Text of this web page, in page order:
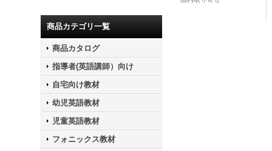
商品カテゴリ一覧
商品カタログ
指導者(英語講師）向け
自宅向け教材
幼児英語教材
児童英語教材
フォニックス教材